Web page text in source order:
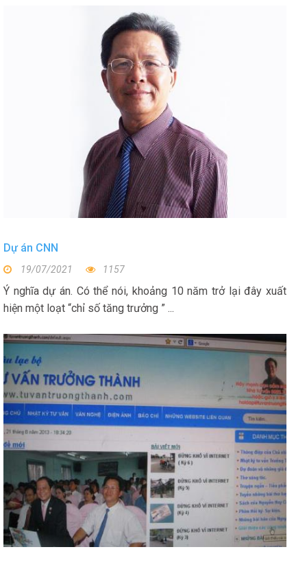
Dự án CNN
19/07/2021 1157
Ý nghĩa dự án. Có thể nói, khoảng 10 năm trở lại đây xuất
hiện một loạt “chỉ số tăng trưởng ” ...